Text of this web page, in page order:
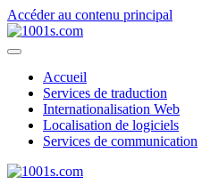
Accéder au contenu principal
Accueil
Services de traduction
Internationalisation Web
Localisation de logiciels
Services de communication